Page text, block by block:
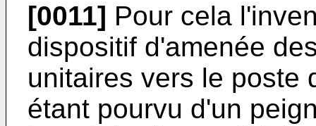
[0011] Pour cela
dispositif d'amenée
unitaires vers le poste
étant pourvu d'un